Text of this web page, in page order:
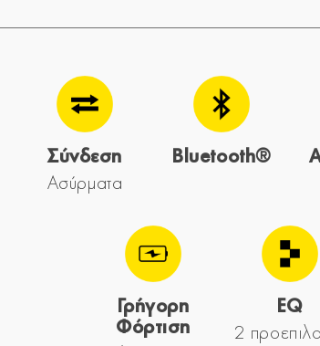
Σύνδεση
Ασύρματα
Bluetooth®
Γρήγορη
Φόρτιση
EQ
2